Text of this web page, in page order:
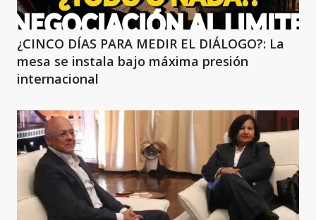
¿CINCO DÍAS PARA MEDIR EL DIÁLOGO?: La
mesa se instala bajo máxima presión
internacional